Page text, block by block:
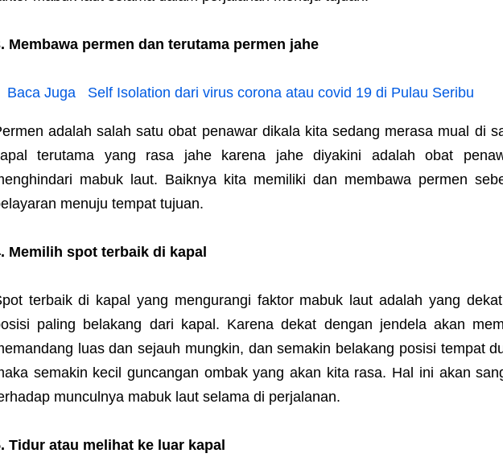
Membawa permen dan terutama permen jahe
Baca Juga Self Isolation dari virus corona atau covid 19 di Pulau Seribu
adalah salah satu obat penawar dikala kita sedang merasa mual di
terutama yang rasa jahe karena jahe diyakini adalah obat
mabuk laut. Baiknya kita memiliki dan membawa permen
menuju tempat tujuan.
Memilih spot terbaik di kapal
terbaik di kapal yang mengurangi faktor mabuk laut adalah yang
paling belakang dari kapal. Karena dekat dengan jendela akan
luas dan sejauh mungkin, dan semakin belakang posisi tempat
semakin kecil guncangan ombak yang akan kita rasa. Hal ini akan
munculnya mabuk laut selama di perjalanan.
Tidur atau melihat ke luar kapal